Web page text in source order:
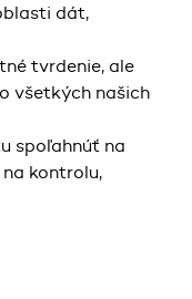
dát,
tvrdenie, ale
všetkých našich
spoľahnúť na
kontrolu,